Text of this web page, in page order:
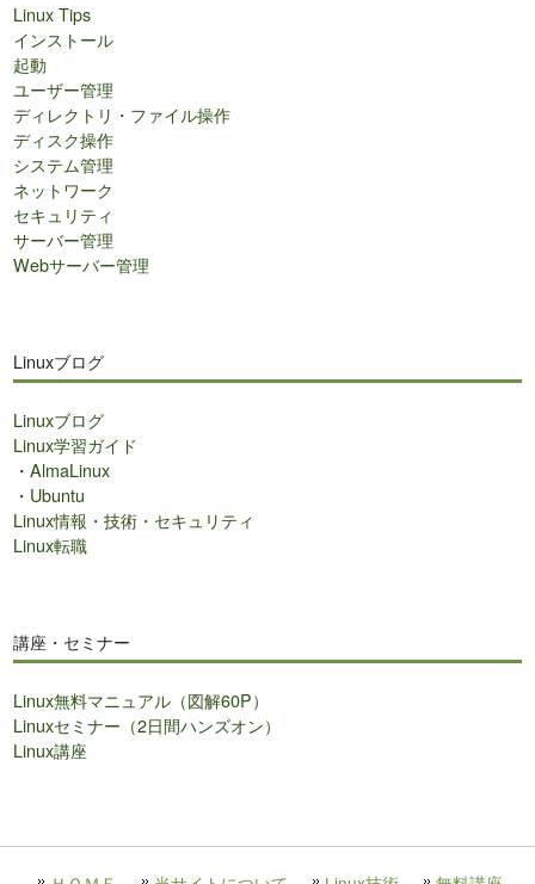
Linux Tips
インストール
起動
ユーザー管理
ディレクトリ・ファイル操作
ディスク操作
システム管理
ネットワーク
セキュリティ
サーバー管理
Webサーバー管理
Linuxブログ
Linuxブログ
Linux学習ガイド
・AlmaLinux
・ Ubuntu
Linux情報・技術・セキュリティ
Linux転職
講座・セミナー
Linux無料マニュアル（図解60P）
Linuxセミナー（2日間ハンズオン）
Linux講座